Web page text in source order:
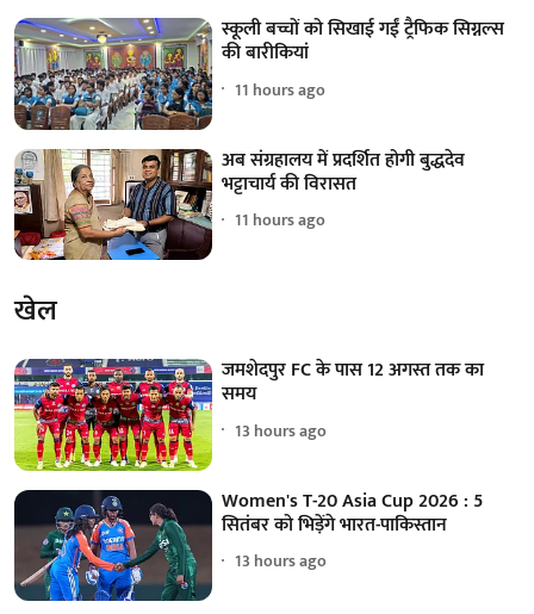
स्कूली बच्चों को सिखाई गईं ट्रैफिक सिग्नल्स
की बारीकियां
11 hours ago
अब संग्रहालय में प्रदर्शित होगी बुद्धदेव
भट्टाचार्य की विरासत
11 hours ago
खेल
जमशेदपुर FC के पास 12 अगस्त तक का
समय
13 hours ago
Women's T-20 Asia Cup 2026 : 5
सितंबर को भिड़ेंगे भारत-पाकिस्तान
13 hours ago